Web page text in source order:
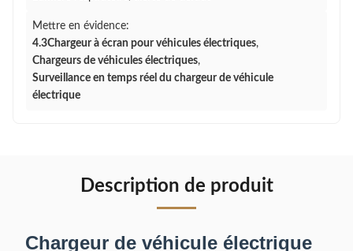
Mettre en évidence:
4.3Chargeur à écran pour véhicules électriques,
Chargeurs de véhicules électriques,
Surveillance en temps réel du chargeur de véhicule
électrique
Description de produit
Chargeur de véhicule électrique